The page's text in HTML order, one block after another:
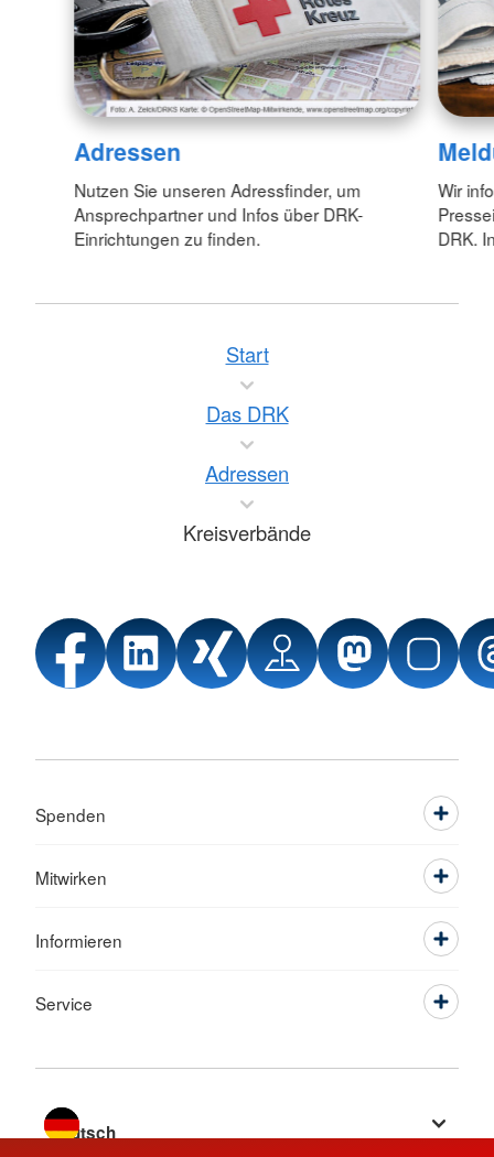
Adressen
Nutzen Sie unseren Adressfinder, um
Ansprechpartner und Infos über DRK-
Einrichtungen zu finden.
Wir
DRK.
Start
Das DRK
Adressen
Kreisverbände
Spenden
Mitwirken
Informieren
Service
Sprache wechseln zu